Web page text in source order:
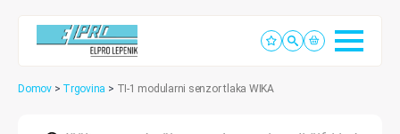
Domov > Trgovina > TI-1 modularni senzor tlaka WIKA